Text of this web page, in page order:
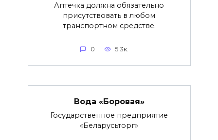
Аптечка должна обязательно
присутствовать в любом
транспортном средстве.
0 5.3к.
Вода «Боровая»
Государственное предприятие
«Беларусьторг»